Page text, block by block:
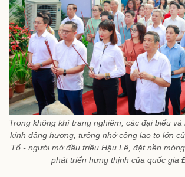
Trong không khí trang nghiêm, các đại biểu
kính dâng hương, tưởng nhớ công lao to lớn
Tổ - người mở đầu triều Hậu Lê, đặt nền
phát triển hưng thịnh của quốc gia